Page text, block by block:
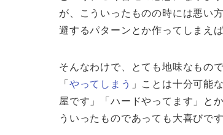
が、こういったものの時には悪い
避するパターンとか作ってしまえ
そんなわけで、とても地味なもの
「やってしまう 」ことは十分可能
屋です」「ハードやってます」と
ういったものであっても大喜びです